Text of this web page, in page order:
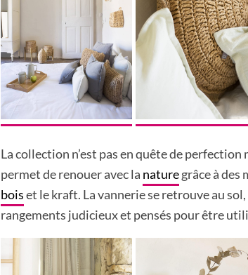
La collection n’est pas en quête de
permet de renouer avec la naturegrâce à des
boiset le kraft. La vannerie se retrouve au
rangements judicieux et pensés pour être